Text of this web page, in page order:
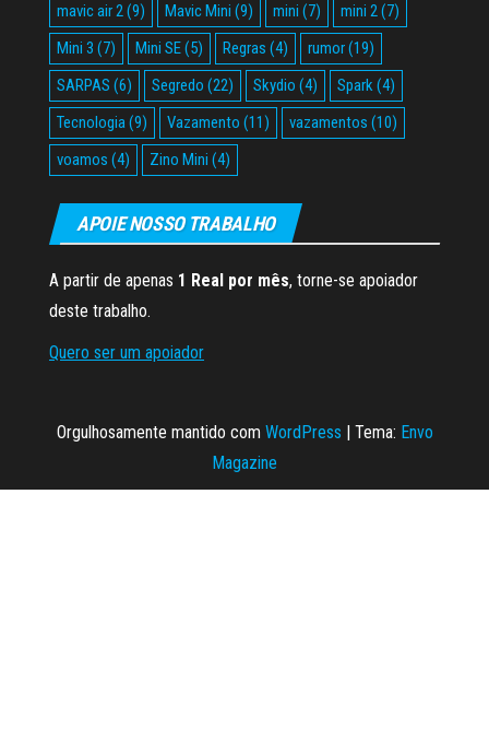
mavic air 2(9) Mavic Mini (9) mini (7) mini 2(7)
Mini 3 (7) Mini SE(5) Regras (4) rumor(19)
SARPAS (6) Segredo (22) Skydio (4) Spark(4)
Tecnologia(9) Vazamento (11) vazamentos (10)
voamos (4) Zino Mini (4)
APOIE NOSSO TRABALHO
A partir de apenas 1 Real por mês, torne-se apoiador
deste trabalho.
Quero ser um apoiador
Orgulhosamente mantido com WordPress Tema: Envo
Magazine